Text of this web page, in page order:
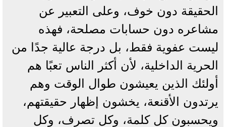
الحقيقة دون خوف، وعلى التعبير عن
مشاعره دون حسابات مصلحة، فهذه
ليست عفوية فقط، بل درجة عالية جدًا من
الحرية الداخلية، لأن أكثر الناس تعبًا هم
أولئك الذين يعيشون طوال الوقت وهم
يرتدون الأقنعة، يخشون إظهار حقيقتهم،
ويحسبون كل كلمة، وكل تصرف، وكل